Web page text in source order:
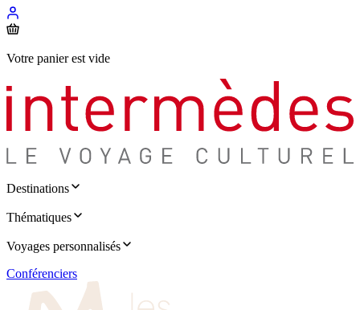
Votre panier est vide
Destinations
Thématiques
Voyages personnalisés
Conférenciers